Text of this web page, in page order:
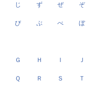
じ ず ぜ ぞ
び ぶ べ ぼ
Ｇ Ｈ Ｉ Ｊ
Ｑ Ｒ Ｓ Ｔ